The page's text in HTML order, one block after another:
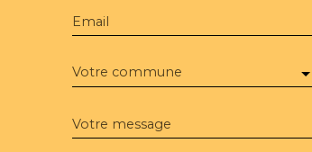
Email
Votre commune
Votre message